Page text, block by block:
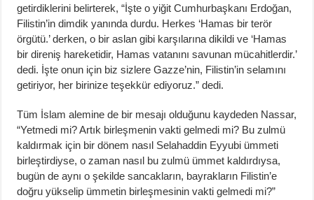
getirdiklerini belirterek, “İşte o yiğit Cumhurbaşkanı Erdoğan,
Filistin’in dimdik yanında durdu. Herkes ‘Hamas bir terör
örgütü.’ derken, o bir aslan gibi karşılarına dikildi ve ‘Hamas
bir direniş hareketidir, Hamas vatanını savunan mücahitlerdir.’
dedi. İşte onun için biz sizlere Gazze’nin, Filistin’in selamını
getiriyor, her birinize teşekkür ediyoruz.” dedi.
Tüm İslam alemine de bir mesajı olduğunu kaydeden Nassar,
“Yetmedi mi? Artık birleşmenin vakti gelmedi mi? Bu zulmü
kaldırmak için bir dönem nasıl Selahaddin Eyyubi ümmeti
birleştirdiyse, o zaman nasıl bu zulmü ümmet kaldırdıysa,
bugün de aynı o şekilde sancakların, bayrakların Filistin’e
doğru yükselip ümmetin birleşmesinin vakti gelmedi mi?”